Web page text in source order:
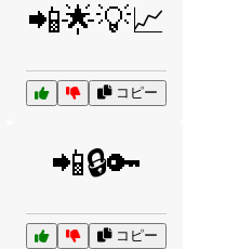
📲🌟💡📈
コピー
📲🔒🔑
コピー